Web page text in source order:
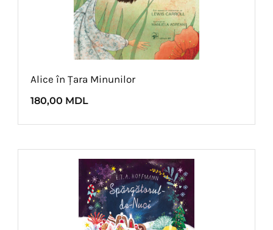
Alice în Țara Minunilor
180,00 MDL